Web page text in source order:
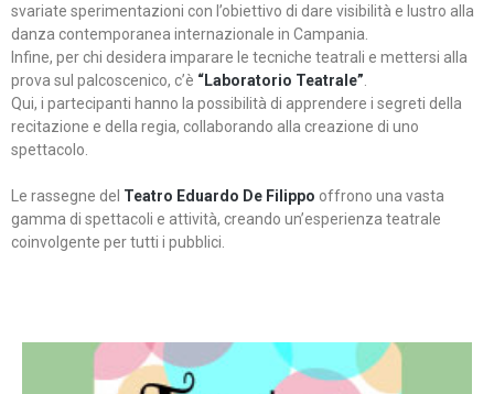
svariate sperimentazioni con l’obiettivo di dare visibilità e lustro alla
danza contemporanea internazionale in Campania.
Infine, per chi desidera imparare le tecniche teatrali e mettersi alla
prova sul palcoscenico, c’è “Laboratorio Teatrale”
Qui, i partecipanti hanno la possibilità di apprendere i segreti della
recitazione e della regia, collaborando alla creazione di uno
spettacolo.
Le rassegne del Teatro Eduardo De Filippo offrono una vasta
gamma di spettacoli e attività, creando un’esperienza teatrale
coinvolgente per tutti i pubblici.